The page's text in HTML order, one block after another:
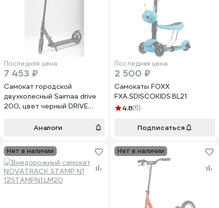
Последняя цена
7 453 ₽
Самокат городской
двухколесный Saimaa drive
200, цвет черный DRIVE
Аналоги
Последняя цена
2 500 ₽
Самокаты FOXX
FXA.SDISCOKIDS.BL21
4.8(6)
Подписаться
Нет в наличии Нет в наличии